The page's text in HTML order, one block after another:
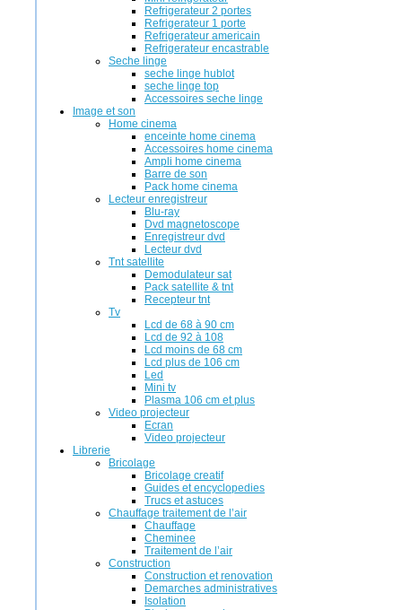
Refrigerateur 2 portes
Refrigerateur 1 porte
Refrigerateur americain
Refrigerateur encastrable
Seche linge
seche linge hublot
seche linge top
Accessoires seche linge
Image et son
Home cinema
enceinte home cinema
Accessoires home cinema
Ampli home cinema
Barre de son
Pack home cinema
Lecteur enregistreur
Blu-ray
Dvd magnetoscope
Enregistreur dvd
Lecteur dvd
Tnt satellite
Demodulateur sat
Pack satellite & tnt
Recepteur tnt
Tv
Lcd de 68 à 90 cm
Lcd de 92 à 108
Lcd moins de 68 cm
Lcd plus de 106 cm
Led
Mini tv
Plasma 106 cm et plus
Video projecteur
Ecran
Video projecteur
Librerie
Bricolage
Bricolage creatif
Guides et encyclopedies
Trucs et astuces
Chauffage traitement de l’air
Chauffage
Cheminee
Traitement de l’air
Construction
Construction et renovation
Demarches administratives
Isolation